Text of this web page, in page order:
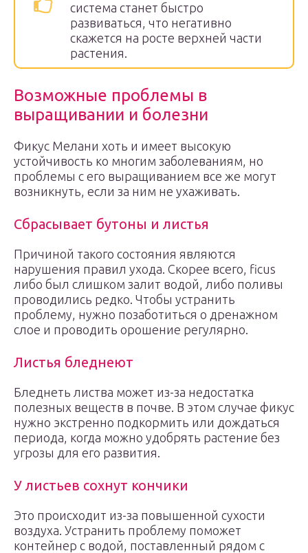
система станет быстро
развиваться, что негативно
скажется на росте верхней части
растения.
Возможные проблемы в
выращивании и болезни
Фикус Мелани хоть и имеет высокую
устойчивость ко многим заболеваниям, но
проблемы с его выращиванием все же могут
возникнуть, если за ним не ухаживать.
Сбрасывает бутоны и листья
Причиной такого состояния являются
нарушения правил ухода. Скорее всего, ficus
либо был слишком залит водой, либо поливы
проводились редко. Чтобы устранить
проблему, нужно позаботиться о дренажном
слое и проводить орошение регулярно.
Листья бледнеют
Бледнеть листва может из-за недостатка
полезных веществ в почве. В этом случае фикус
нужно экстренно подкормить или дождаться
периода, когда можно удобрять растение без
угрозы для его развития.
У листьев сохнут кончики
Это происходит из-за повышенной сухости
воздуха. Устранить проблему поможет
контейнер с водой, поставленный рядом с